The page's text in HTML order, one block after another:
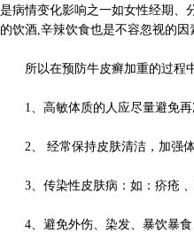
是病情变化影响之一如女性经期、
的饮酒,辛辣饮食也是不容忽视的因
所以在预防牛皮癣加重的过程
1、高敏体质的人应尽量避免
2、 经常保持皮肤清洁，加强
3、传染性皮肤病：如：疥疮
4、避免外伤、染发、暴饮暴